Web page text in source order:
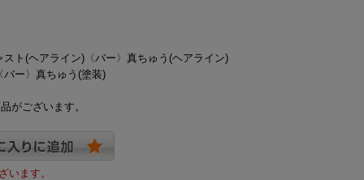
ト(ヘアライン)〈バー〉真ちゅう(ヘアライン)
ー〉真ちゅう(塗装)
がございます。
います。